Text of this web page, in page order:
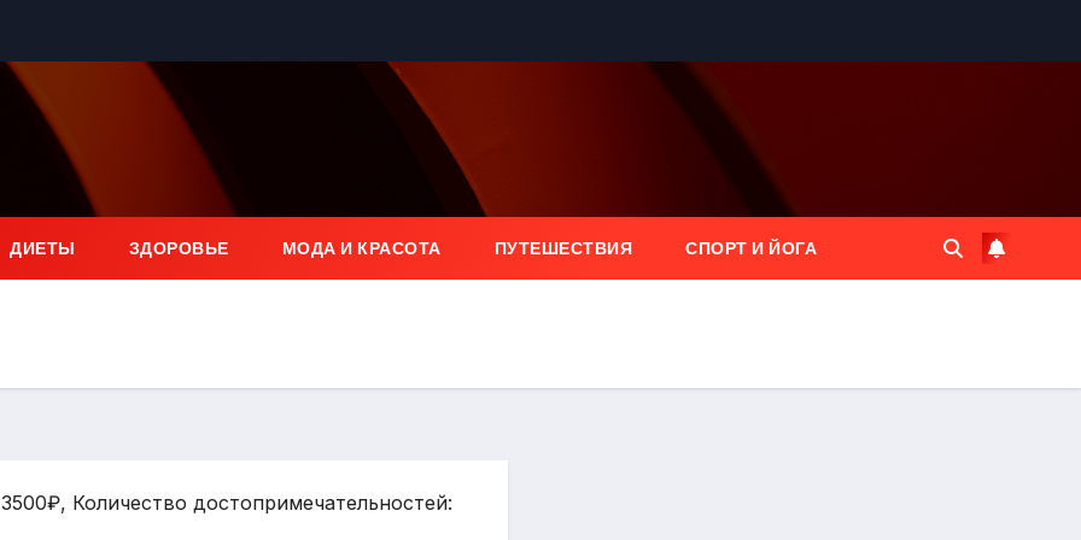
ДИЕТЫ ЗДОРОВЬЕ МОДА И КРАСОТА ПУТЕШЕСТВИЯ СПОРТ И ЙОГА
Количество достопримечательностей: